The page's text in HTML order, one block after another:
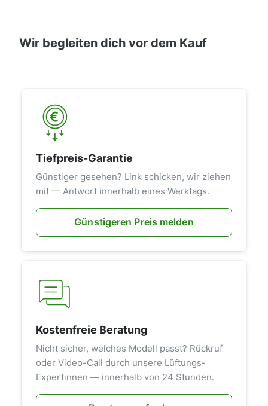
Wir begleiten dich vor dem Kauf
Tiefpreis-Garantie
Günstiger gesehen? Link schicken, wir ziehen
mit — Antwort innerhalb eines Werktags.
Günstigeren Preis melden
Kostenfreie Beratung
Nicht sicher, welches Modell passt? Rückruf
oder Video-Call durch unsere Lüftungs-
Expertinnen — innerhalb von 24 Stunden.